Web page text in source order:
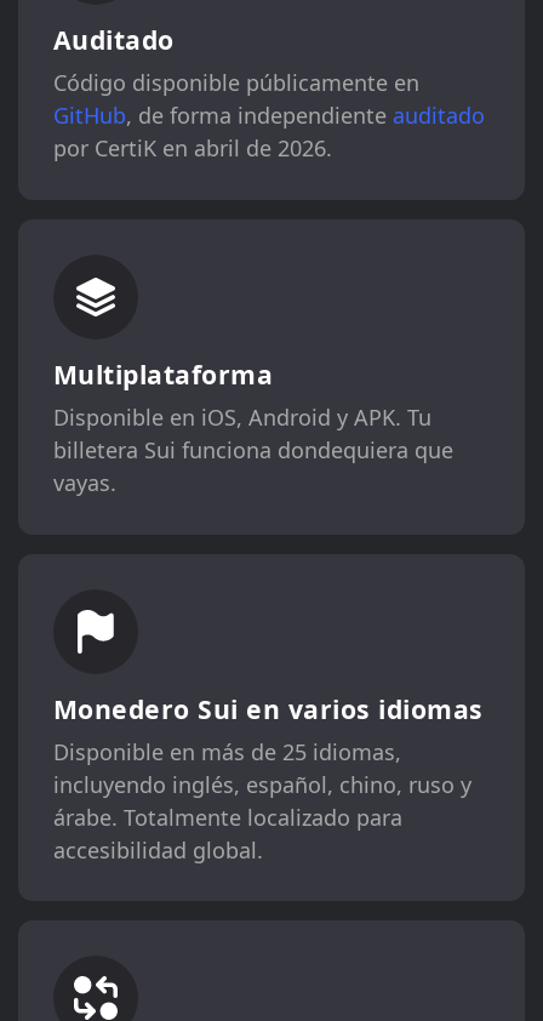
Auditado
Código disponible públicamente en
GitHub, de forma independiente auditado
por CertiK en abril de 2026.
Multiplataforma
Disponible en iOS, Android y APK. Tu
billetera Sui funciona dondequiera que
vayas.
Monedero Sui en varios idiomas
Disponible en más de 25 idiomas,
incluyendo inglés, español, chino, ruso y
árabe. Totalmente localizado para
accesibilidad global.